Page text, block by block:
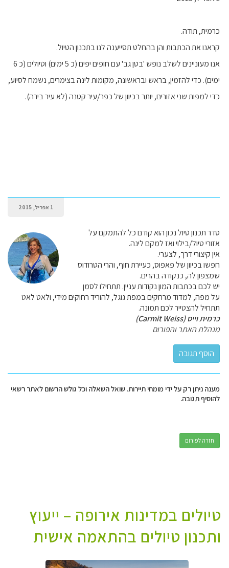
כרמית, תודה.
קראנו את הכתבות והן בהחלט תסייענה לנו בתכנון הטיול.
אנו מעוניינים לשלב נופש 'בטן גב' עם חופים יפים (כ 5 ימים) וטיולים (כ 6
ימים). כדי להזמין, בראש ובראשונה, מקומות לינה בצימרים, נשמח לסיוע,
כדי למפות שני אזורים, יותר בכיוון של כפר/עיר קטנה (לא עיר בירה).
1 אפריל, 2015
סדר תכנון טיול נכון הוא קודם כל להתמקם על
אזורי טיול/בילוי ואז למקם לינה.
אין קיצורי דרך, לצערי.
חפשו בכיוון של פאפוס, כעיירת חוף, והרי הטרודוס
שמצפון לה, כנקודה בהרים.
יש לכם בכתבות המון נקודות עניין. תתחילו לסמן
על מפה, למדוד מרחקים במפת גוגל, להוריד רחוקים מידי, ולאט לאט
תתחיל להצטייר לכם תמונה.
כרמית וייס (Carmit Weiss)
מנהלת האתר והפורום
מענה ניתן רק על ידי מומחי תיירות. שואל השאלה וכל גולש הרשום לאתר רשאי
להוסיף תגובה.
חזרה לפורום
טיולים במדינות אירופה – ייעוץ
ותכנון טיולים בהתאמה אישית